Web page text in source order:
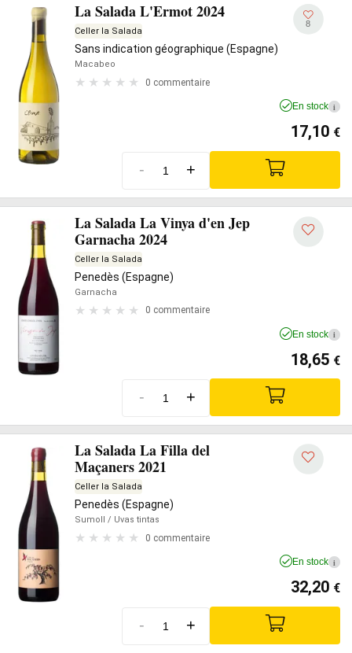
La Salada L'Ermot 2024
Celler la Salada
Sans indication géographique (Espagne)
Macabeo
0 commentaire
8
En stock i
17,10 €
- +
La Salada La Vinya d'en Jep
Garnacha 2024
Celler la Salada
Penedès (Espagne)
Garnacha
0 commentaire
En stock i
18,65 €
- +
La Salada La Filla del
Maçaners 2021
Celler la Salada
Penedès (Espagne)
Sumoll / Uvas tintas
0 commentaire
En stock i
32,20 €
- +